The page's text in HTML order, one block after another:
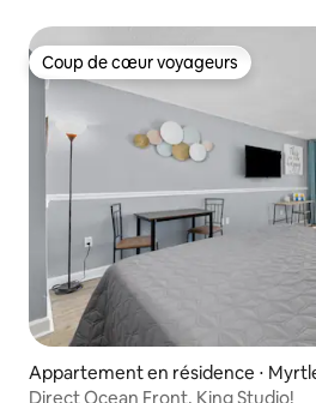
Coup de cœur voyageurs
Coup de cœur voyageurs
Appartement en résidence ⋅
Direct Ocean Front, King Studio!